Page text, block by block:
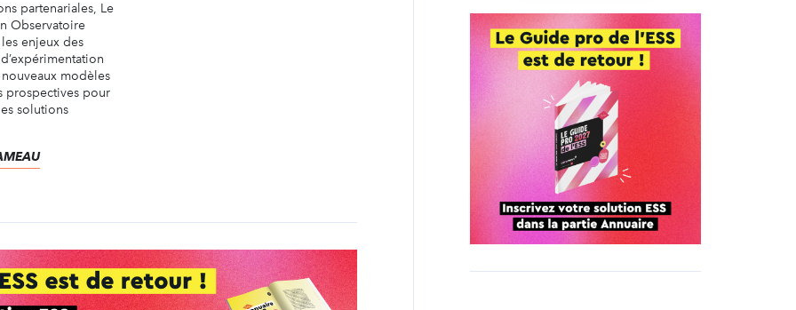
partenariales, Le
Observatoire
enjeux des
modèles
prospectives pour
solutions